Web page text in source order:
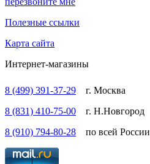
Полезные ссылки
Карта сайта
Интернет-магазины
8 (499) 391-37-29 г. Москва
8 (831) 410-75-00 г. Н.Новгород
8 (910) 794-80-28 по всей России